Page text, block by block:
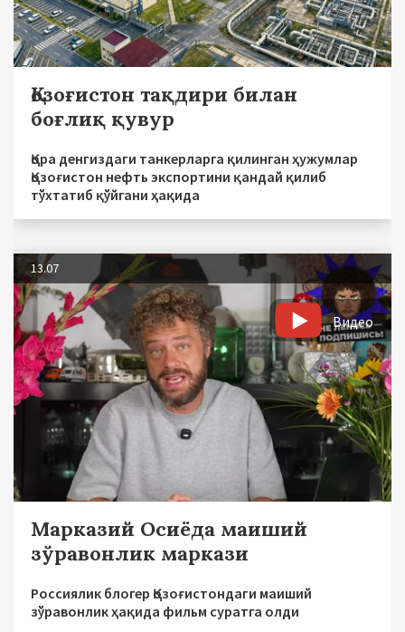
Қозоғистон тақдири билан
боғлиқ қувур
Қора денгиздаги танкерларга қилинган ҳужумлар
Қозоғистон нефть экспортини қандай қилиб
тўхтатиб қўйгани ҳақида
13.07
Видео
Марказий Осиёда маиший
зўравонлик маркази
Россиялик блогер Қозоғистондаги маиший
зўравонлик ҳақида фильм суратга олди